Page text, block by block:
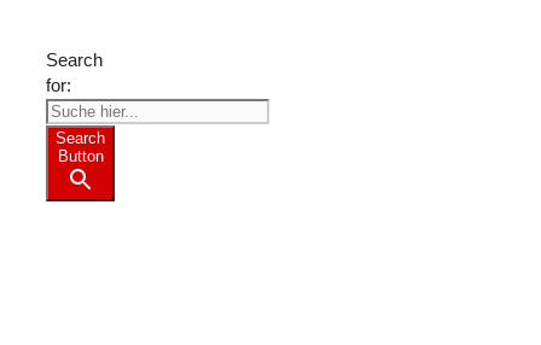
Search
for:
Search
Button